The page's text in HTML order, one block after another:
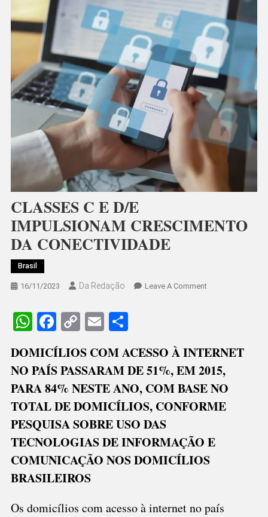
CLASSES C E D/E
IMPULSIONAM CRESCIMENTO
DA CONECTIVIDADE
Brasil
16/11/2023 Da Redação Leave A CommentOn
IMPULSIONAM
CRESCIMENTO
CONECTIVIDADE
WhatsApp
Facebook
CopyEmailShare
DOMICÍLIOS COM ACESSO À INTERNET
NO PAÍS PASSARAM DE 51%, EM 2015,
PARA 84% NESTE ANO, COM BASE NO
TOTAL DE DOMICÍLIOS, CONFORME
PESQUISA SOBRE USO DAS
TECNOLOGIAS DE INFORMAÇÃO E
COMUNICAÇÃO NOS DOMICÍLIOS
BRASILEIROS
Os domicílios com acesso à internet no país